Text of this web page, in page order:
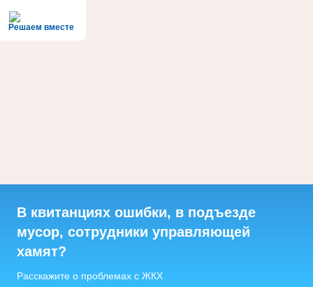
Решаем вместе
В квитанциях ошибки, в подъезде
мусор, сотрудники управляющей
хамят?
Расскажите о проблемах с ЖКХ